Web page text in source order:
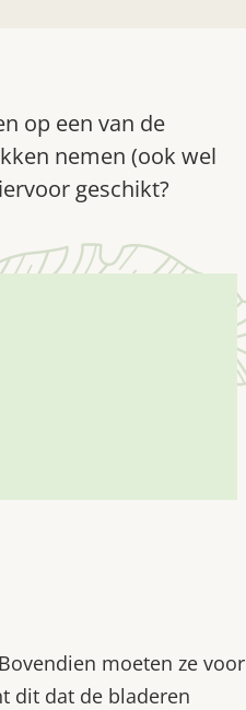
op een van de
nemen (ook wel
geschikt?
moeten ze voor
dit dat de bladeren